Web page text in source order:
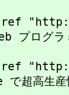
プログ
超高生